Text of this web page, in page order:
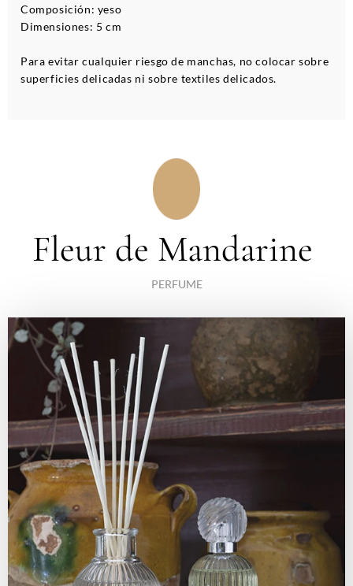
Composición: yeso
Dimensiones: 5 cm
Para evitar cualquier riesgo de manchas, no colocar sobre
superficies delicadas ni sobre textiles delicados.
Fleur de Mandarine
PERFUME